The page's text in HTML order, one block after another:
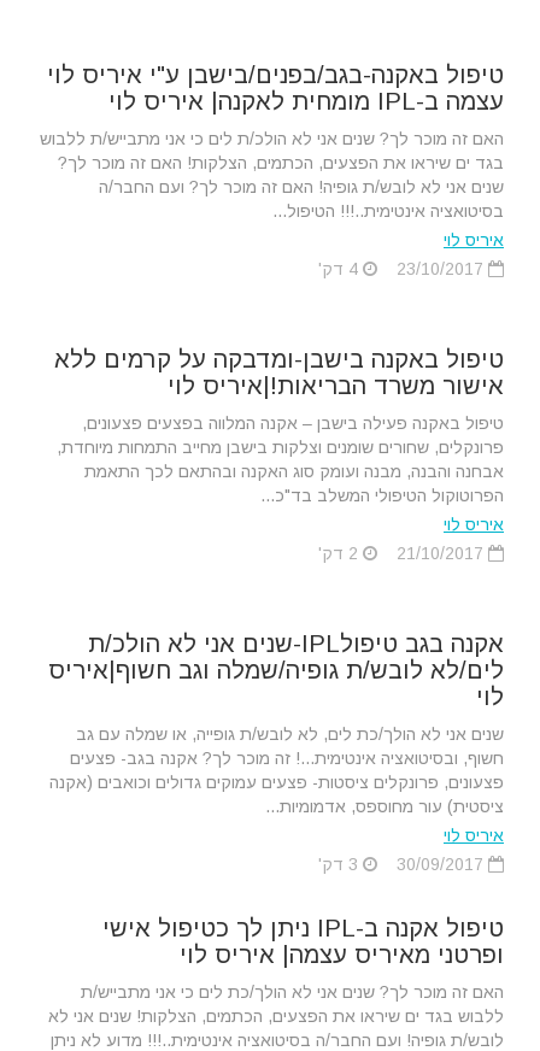
טיפול באקנה-בגב/בפנים/בישבן ע"י איריס לוי
עצמה ב-IPL מומחית לאקנה| איריס לוי
האם זה מוכר לך? שנים אני לא הולכ/ת לים כי אני מתבייש/ת ללבוש
בגד ים שיראו את הפצעים, הכתמים, הצלקות! האם זה מוכר לך?
שנים אני לא לובש/ת גופיה! האם זה מוכר לך? ועם החבר/ה
בסיטואציה אינטימית..!!! הטיפול...
איריס לוי
טיפול באקנה בישבן-ומדבקה על קרמים ללא
אישור משרד הבריאות!|איריס לוי
טיפול באקנה פעילה בישבן – אקנה המלווה בפצעים פצעונים,
פרונקלים, שחורים שומנים וצלקות בישבן מחייב התמחות מיוחדת,
אבחנה והבנה, מבנה ועומק סוג האקנה ובהתאם לכך התאמת
הפרוטוקול הטיפולי המשלב בד"כ...
איריס לוי
אקנה בגב טיפולIPL-שנים אני לא הולכ/ת
לים/לא לובש/ת גופיה/שמלה וגב חשוף|איריס
לוי
שנים אני לא הולך/כת לים, לא לובש/ת גופייה, או שמלה עם גב
חשוף, ובסיטואציה אינטימית...! זה מוכר לך? אקנה בגב- פצעים
פצעונים, פרונקלים ציסטות- פצעים עמוקים גדולים וכואבים (אקנה
ציסטית) עור מחוספס, אדמומיות...
איריס לוי
טיפול אקנה ב-IPL ניתן לך כטיפול אישי
ופרטני מאיריס עצמה| איריס לוי
האם זה מוכר לך? שנים אני לא הולך/כת לים כי אני מתבייש/ת
ללבוש בגד ים שיראו את הפצעים, הכתמים, הצלקות! שנים אני לא
לובש/ת גופיה! ועם החבר/ה בסיטואציה אינטימית..!!! מדוע לא ניתן